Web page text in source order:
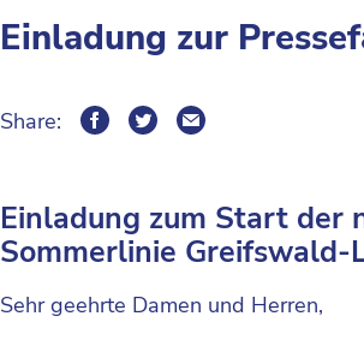
Einladung zur
Share:
Einladung zum Start der
Sommerlinie Greifswald-
Sehr geehrte Damen und Herren,